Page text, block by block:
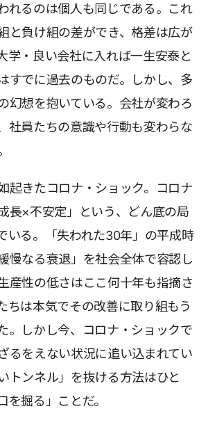
れるのは個人も同じである。これ
と負け組の差ができ、格差は広が
学・良い会社に入れば一生安泰と
すでに過去のものだ。しかし、多
幻想を抱いている。会社が変わろ
社員たちの意識や行動も変わらな
起きたコロナ・ショック。コロナ
長×不安定」という、どん底の局
いる。「失われた30年」の平成時
慢なる衰退」を社会全体で容認し
産性の低さはここ何十年も指摘さ
ちは本気でその改善に取り組もう
。しかし今、コロナ・ショックで
るをえない状況に追い込まれてい
トンネル」を抜ける方法はひと
を掘る」ことだ。